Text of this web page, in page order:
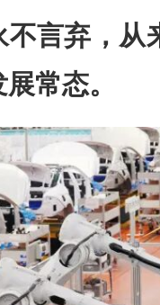
不言弃，从
常态。